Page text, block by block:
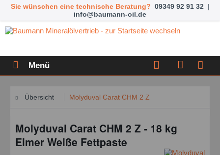
Sie wünschen eine technische Beratung? 09349 92 91 32 |
info@baumann-oil.de
Menü
Übersicht Molyduval Carat CHM 2 Z
Molyduval Carat CHM 2 Z - 18 kg
Eimer Weiße Fettpaste